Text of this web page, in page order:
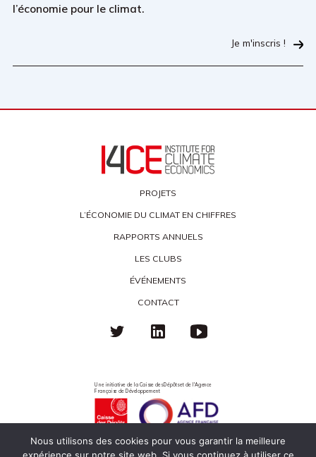
l’économie pour le climat.
Je m'inscris !
PROJETS
L’ÉCONOMIE DU CLIMAT EN CHIFFRES
RAPPORTS ANNUELS
LES CLUBS
ÉVÉNEMENTS
CONTACT
Une initiative de la Caisse des Dépôts et de l'Agence
Française de Développement
Nous utilisons des cookies pour vous garantir la meilleure